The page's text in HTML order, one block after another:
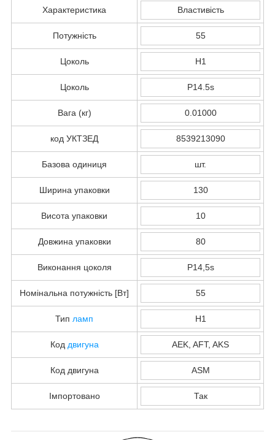
Характеристика Властивість
Потужність 55
Цоколь H1
Цоколь P14.5s
Вага (кг) 0.01000
код УКТЗЕД 8539213090
Базова одиниця шт.
Ширина упаковки 130
Висота упаковки 10
Довжина упаковки 80
Виконання цоколя P14,5s
Номінальна потужність [Вт] 55
Тип ламп H1
Код двигуна AEK, AFT, AKS
Код двигуна ASM
Імпортовано Так